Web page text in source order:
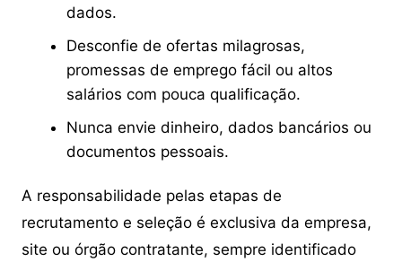
dados.
Desconfie de ofertas milagrosas,
promessas de emprego fácil ou altos
salários com pouca qualificação.
Nunca envie dinheiro, dados bancários ou
documentos pessoais.
A responsabilidade pelas etapas de
recrutamento e seleção é exclusiva da empresa,
site ou órgão contratante, sempre identificado